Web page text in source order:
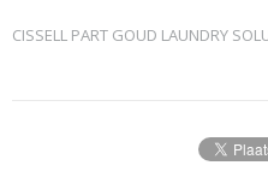
CISSELL PART GOUD LAUNDRY